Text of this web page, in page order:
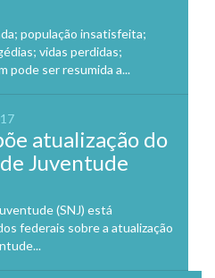
população insatisfeita;
vidas perdidas;
pode ser resumida a...
atualização do
Juventude
(SNJ) está
federais sobre a atualização